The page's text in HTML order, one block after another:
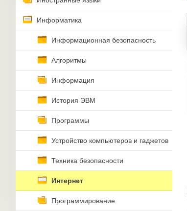
Информатика
Информационная безопасность
Алгоритмы
Информация
История ЭВМ
Программы
Устройство компьютеров и гаджетов
Техника безопасности
Интернет
Программирование